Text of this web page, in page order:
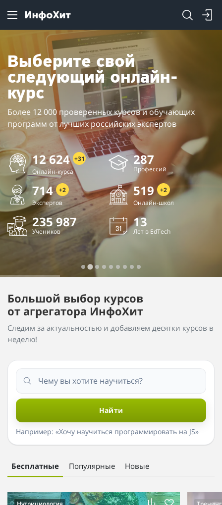
Выберите свой
следующий онлайн-
курс
Более 12 000 проверенных курсов и обучающих
программ от лучших российских экспертов
12 624 +31
Онлайн-курса
287
Профессий
714 +2
Экспертов
519 +2
Онлайн-школ
235 987
Учеников
13
Лет в EdTech
Большой выбор курсов
от агрегатора ИнфоХит
Следим за актуальностью и добавляем десятки курсов в
неделю!
Найти
Например: «Хочу научиться программировать на JS»
Бесплатные Популярные Новые